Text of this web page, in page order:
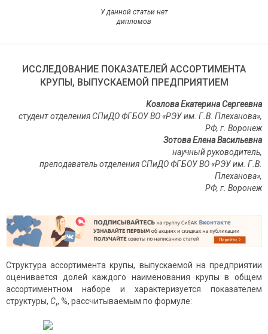
У данной статьи нет
дипломов
ИССЛЕДОВАНИЕ ПОКАЗАТЕЛЕЙ АССОРТИМЕНТА
КРУПЫ, ВЫПУСКАЕМОЙ ПРЕДПРИЯТИЕМ
Козлова Екатерина Сергеевна
студент отделения СПиДО ФГБОУ ВО «РЭУ им. Г.В. Плеханова»,
РФ, г. Воронеж
Зотова Елена Васильевна
научный руководитель,
преподаватель отделения СПиДО ФГБОУ ВО «РЭУ им. Г.В.
Плеханова»,
РФ, г. Воронеж
Структура ассортимента крупы, выпускаемой на предприятии
оценивается долей каждого наименования крупы в общем
ассортиментном наборе и характеризуется показателем
структуры, Сi, %, рассчитываемым по формуле: